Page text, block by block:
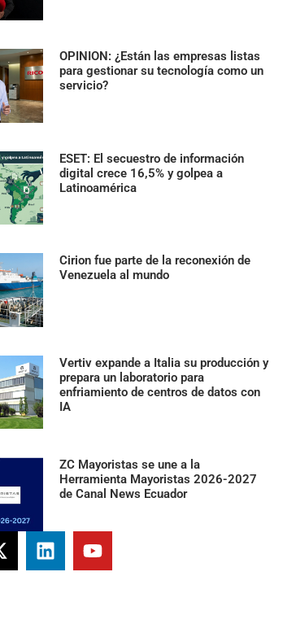
OPINION: ¿Están las empresas listas
para gestionar su tecnología como un
servicio?
ESET: El secuestro de información
digital crece 16,5% y golpea a
Latinoamérica
Cirion fue parte de la reconexión de
Venezuela al mundo
Vertiv expande a Italia su producción y
prepara un laboratorio para
enfriamiento de centros de datos con
IA
ZC Mayoristas se une a la
Herramienta Mayoristas 2026-2027
de Canal News Ecuador